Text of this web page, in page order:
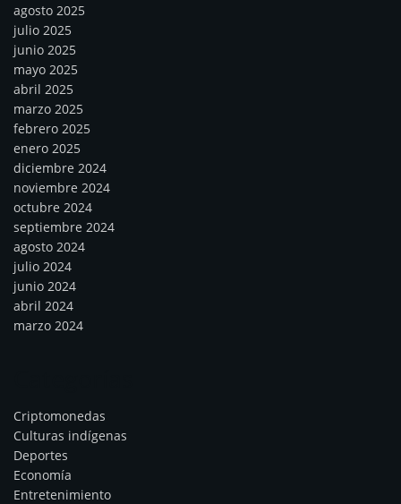
agosto 2025
julio 2025
junio 2025
mayo 2025
abril 2025
marzo 2025
febrero 2025
enero 2025
diciembre 2024
noviembre 2024
octubre 2024
septiembre 2024
agosto 2024
julio 2024
junio 2024
abril 2024
marzo 2024
Criptomonedas
Culturas indígenas
Deportes
Economía
Entretenimiento